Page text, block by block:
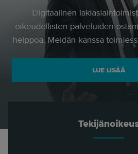
Digitaalinen lakiasiaintoimistomme tekee
oikeudellisten palveluiden
helppoa. Meidän kanssa
LUE LISÄÄ